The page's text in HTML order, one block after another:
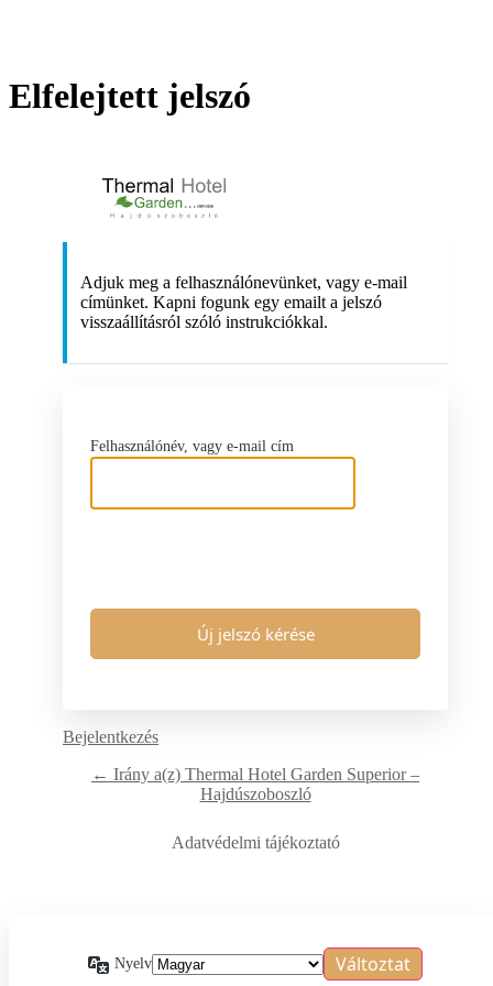
Elfelejtett jelszó
Adjuk meg a felhasználónevünket, vagy e-mail
címünket. Kapni fogunk egy emailt a jelszó
visszaállításról szóló instrukciókkal.
Felhasználónév, vagy e-mail cím
Bejelentkezés
← Irány a(z) Thermal Hotel Garden Superior –
Hajdúszoboszló
Adatvédelmi tájékoztató
Nyelv